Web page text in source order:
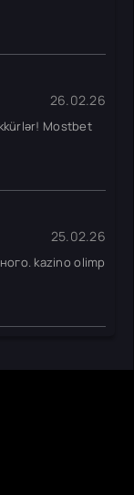
26.02.26
Mostbet
25.02.26
kazino olimp